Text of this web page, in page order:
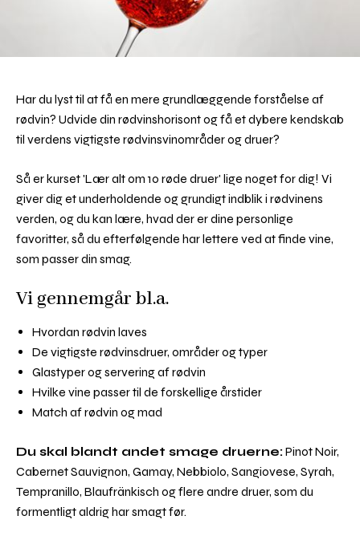
Har du lyst til at få en mere grundlæggende forståelse af
rødvin? Udvide din rødvinshorisont og få et dybere kendskab
til verdens vigtigste rødvinsvinområder og druer?
Så er kurset 'Lær alt om 10 røde druer' lige noget for dig! Vi
giver dig et underholdende og grundigt indblik i rødvinens
verden, og du kan lære, hvad der er dine personlige
favoritter, så du efterfølgende har lettere ved at finde vine,
som passer din smag.
Vi gennemgår bl.a.
Hvordan rødvin laves
De vigtigste rødvinsdruer, områder og typer
Glastyper og servering af rødvin
Hvilke vine passer til de forskellige årstider
Match af rødvin og mad
Du skal blandt andet smage druerne:Pinot Noir,
Cabernet Sauvignon, Gamay, Nebbiolo, Sangiovese, Syrah,
Tempranillo, Blaufränkisch og flere andre druer, som du
formentligt aldrig har smagt før.